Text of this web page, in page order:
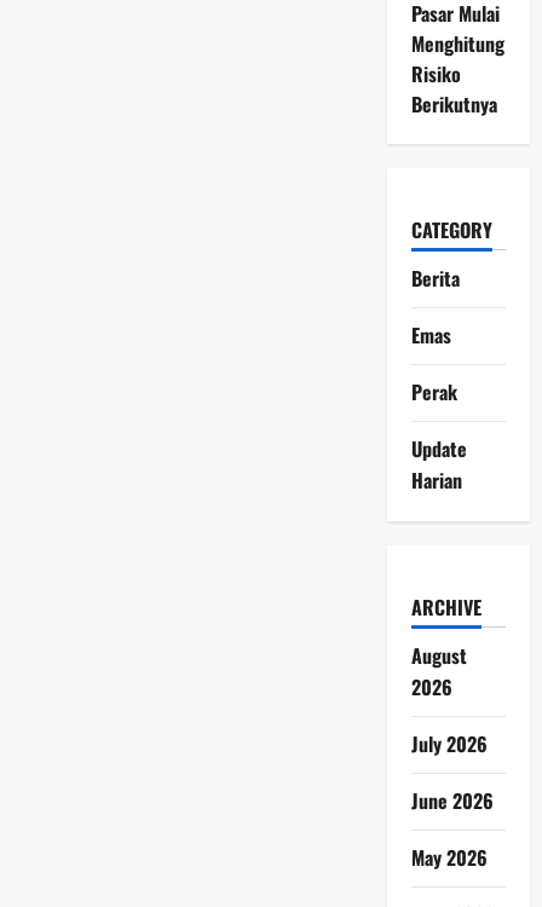
Pasar Mulai
Menghitung
Risiko
Berikutnya
CATEGORY
Berita
Emas
Perak
Update
Harian
ARCHIVE
August
2026
July 2026
June 2026
May 2026